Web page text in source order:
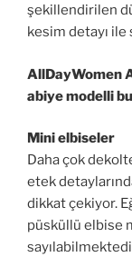
şekillendirilen
kesim detayı
AllDayWomen
abiye modelli
Mini elbiseler
Daha çok
etek
dikkat çekiyor.
püsküllü elbise